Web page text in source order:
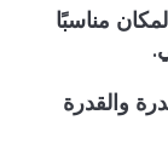
مناسبًا
والقدرة